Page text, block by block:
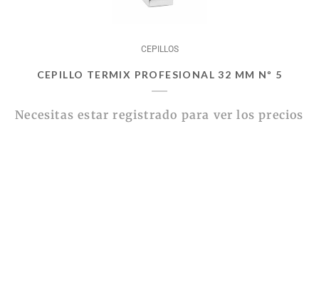
CEPILLOS
CEPILLO TERMIX PROFESIONAL 32 MM Nº 5
Necesitas estar registrado para ver los precios